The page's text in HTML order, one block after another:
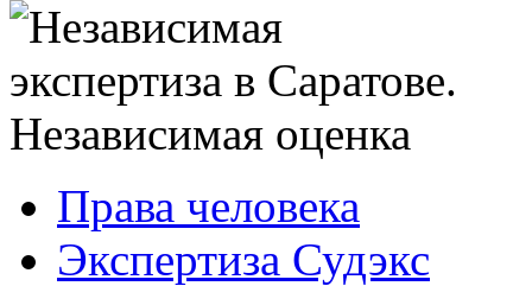
Права человека
Экспертиза Судэкс